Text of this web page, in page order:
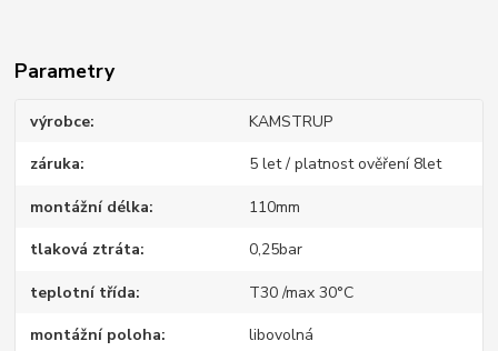
Parametry
výrobce KAMSTRUP
záruka 5 let / platnost ověření 8let
montážní délka 110mm
tlaková ztráta 0,25bar
teplotní třída T30 /max 30°C
montážní poloha libovolná